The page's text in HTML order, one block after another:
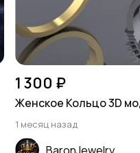
1 300 ₽
Женское Кольцо 3D
1 месяц назад
BaronJewelry